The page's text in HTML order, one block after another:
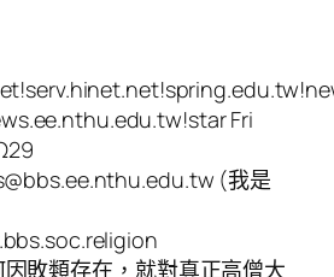
Fri
(我是
敗類存在，就對真正高僧大